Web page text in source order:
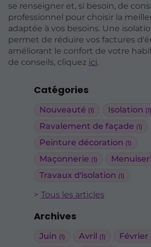
Catégories
Nouveauté (1) Isolation (1)
Ravalement de façade (1)
Peinture décoration (1)
Maçonnerie (1)
Travaux d'isolation (1)
Tous les articles
Archives
Juin (1) Avril (1) Février
se renseigner et, si besoin, de
professionnel pour choisir la
adaptée à vos besoins. Une
permet de réduire vos factures
améliorant le confort de votre
de conseils, cliquez ici.